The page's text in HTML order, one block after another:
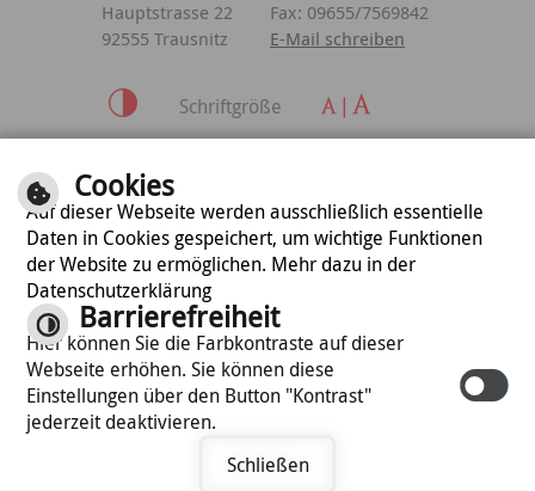
Hauptstrasse 22
Fax: 09655/7569842
92555 Trausnitz
E-Mail schreiben
Schriftgröße
Datenschutzerklärung
optimiert für
mobile Endgeräte
©cm city media GmbH
Termin vereinbaren
Cookies
Auf dieser Webseite werden ausschließlich essentielle
Daten in Cookies gespeichert, um wichtige Funktionen
der Website zu ermöglichen. Mehr dazu in der
Datenschutzerklärung
Barrierefreiheit
Hier können Sie die Farbkontraste auf dieser
Webseite erhöhen. Sie können diese
Einstellungen über den Button "Kontrast"
jederzeit deaktivieren.
Schließen